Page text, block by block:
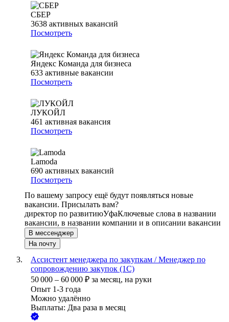
СБЕР
3638 активных вакансий
Посмотреть
Яндекс Команда для бизнеса
633 активные вакансии
Посмотреть
ЛУКОЙЛ
461 активная вакансия
Посмотреть
Lamoda
690 активных вакансий
Посмотреть
По вашему запросу ещё будут появляться новые
вакансии. Присылать вам?
директор по развитиюУфаКлючевые слова в названии
вакансии, в названии компании и в описании вакансии
В мессенджер
На почту
Ассистент менеджера по закупкам / Менеджер по
сопровождению закупок (1С)
50 000 – 60 000 ₽ за месяц, на руки
Опыт 1-3 года
Можно удалённо
Выплаты: Два раза в месяц